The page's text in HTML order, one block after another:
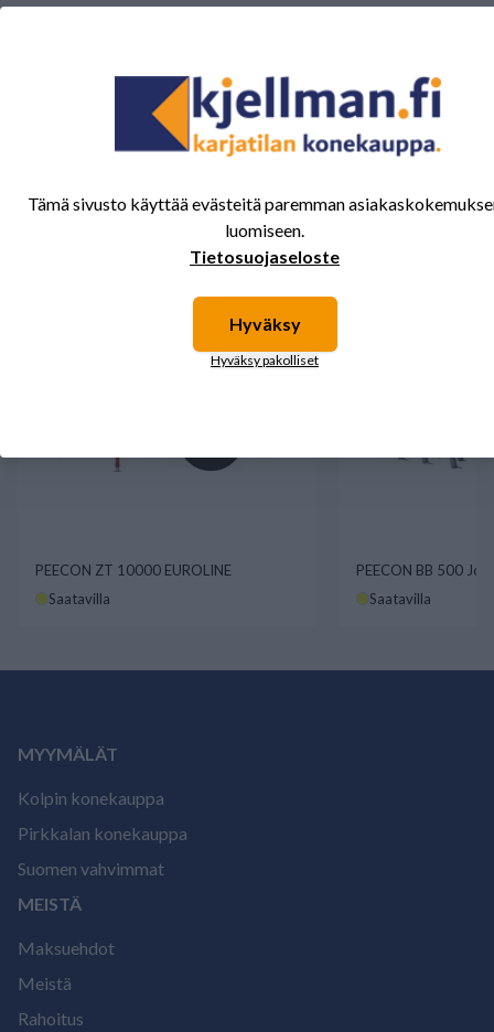
tuotteet.
PEECON ZT 10000 EUROLINE
Saatavilla
PEECON BB 500
Saatavilla
MYYMÄLÄT
Kolpin konekauppa
Pirkkalan konekauppa
Suomen vahvimmat
MEISTÄ
Maksuehdot
Meistä
Rahoitus
Tämä sivusto käyttää evästeitä paremman
luomiseen.
Tietosuojaseloste
Hyväksy
Hyväksy pakolliset